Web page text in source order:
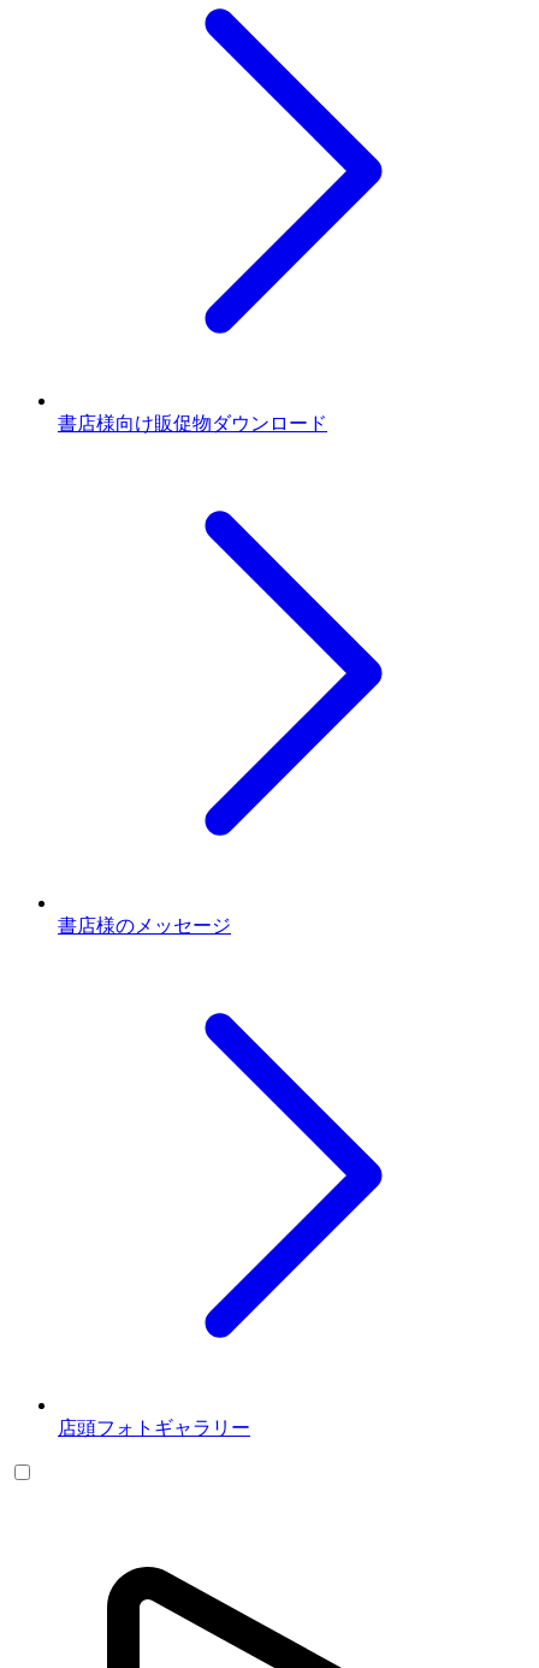
書店様向け販促物ダウンロード
書店様のメッセージ
店頭フォトギャラリー